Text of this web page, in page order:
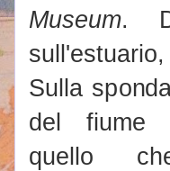
Museum.
Sulla
del fiume
quello